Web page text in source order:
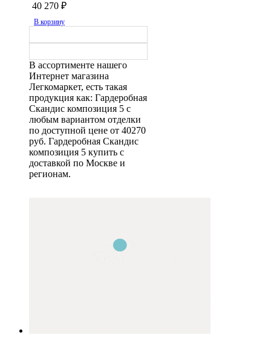
40 270 ₽
В корзину
В ассортименте нашего
Интернет магазина
Легкомаркет, есть такая
продукция как: Гардеробная
Скандис композиция 5 с
любым вариантом отделки
по доступной цене от 40270
руб. Гардеробная Скандис
композиция 5 купить с
доставкой по Москве и
регионам.